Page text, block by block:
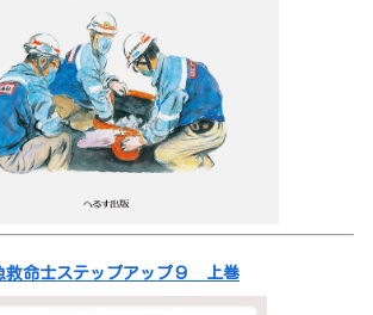
救命士ステップアップ９ 上巻